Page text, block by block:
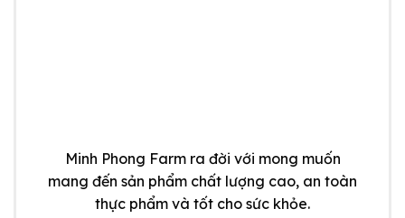
Minh Phong Farm ra đời với mong muốn
mang đến sản phẩm chất lượng cao, an toàn
thực phẩm và tốt cho sức khỏe.